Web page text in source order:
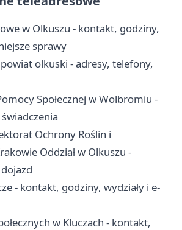
w Olkuszu - kontakt, godziny,
sprawy
olkuski - adresy, telefony,
Społecznej w Wolbromiu -
Ochrony Roślin i
Oddział w Olkuszu -
- kontakt, godziny, wydziały i e-
w Kluczach - kontakt,